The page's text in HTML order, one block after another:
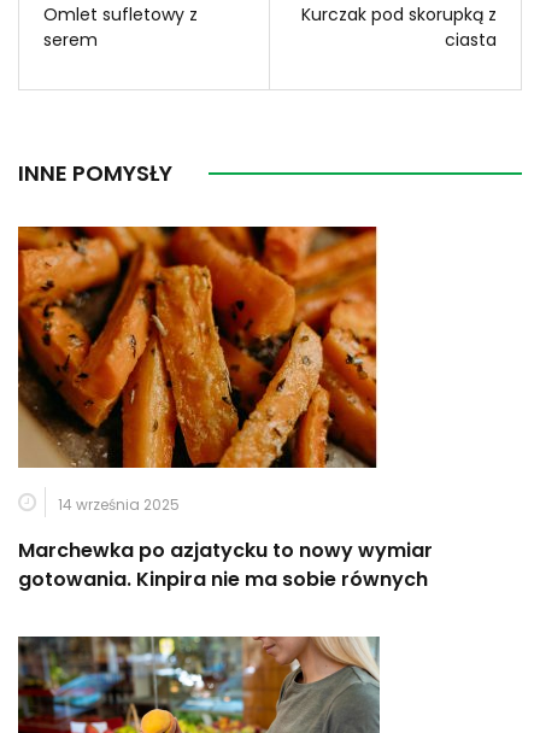
Omlet sufletowy z
serem
Kurczak pod skorupką z
ciasta
INNE POMYSŁY
14 września 2025
Marchewka po azjatycku to nowy wymiar
gotowania. Kinpira nie ma sobie równych